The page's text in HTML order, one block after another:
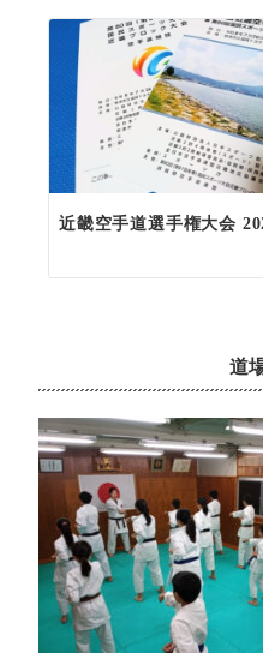
近畿空手道選手権大会
道